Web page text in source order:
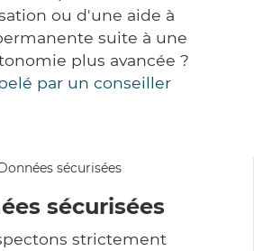
ou d'une aide à
suite à une
plus avancée ?
par un conseiller
sécurisées
strictement